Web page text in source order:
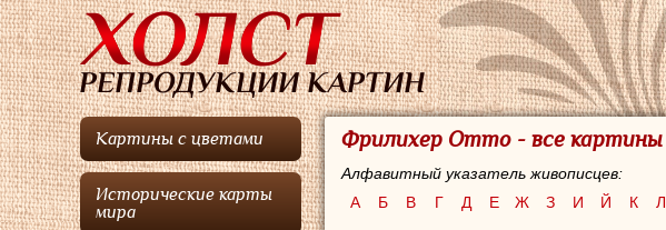
Картины с цветами
Исторические карты
мира
Фрилихер Отто - все картины
Алфавитный указатель живописцев:
А
Б В Г Д Е Ж З И Й К Л